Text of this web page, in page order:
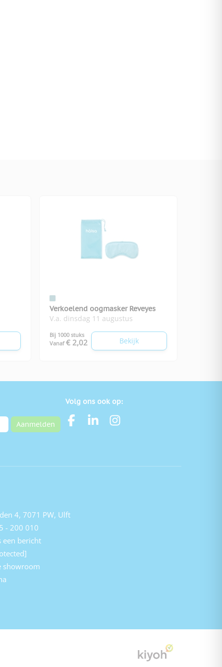
Verkoelend oogmasker Reveyes
V.a. dinsdag 11 augustus
Bij 1000 stuks
Vanaf € 2,02 Bekijk
Aanmelden
Volg ons ook op:
4, 7071 PW, Ulft
- 200 010
een bericht
showroom